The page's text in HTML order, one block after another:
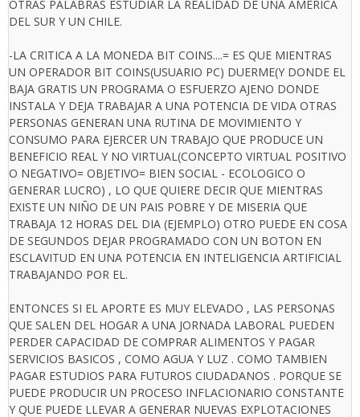
OTRAS PALABRAS ESTUDIAR LA REALIDAD DE UNA AMERICA
DEL SUR Y UN CHILE.
-LA CRITICA A LA MONEDA BIT COINS....= ES QUE MIENTRAS
UN OPERADOR BIT COINS(USUARIO PC) DUERME(Y DONDE EL
BAJA GRATIS UN PROGRAMA O ESFUERZO AJENO DONDE
INSTALA Y DEJA TRABAJAR A UNA POTENCIA DE VIDA OTRAS
PERSONAS GENERAN UNA RUTINA DE MOVIMIENTO Y
CONSUMO PARA EJERCER UN TRABAJO QUE PRODUCE UN
BENEFICIO REAL Y NO VIRTUAL(CONCEPTO VIRTUAL POSITIVO
O NEGATIVO= OBJETIVO= BIEN SOCIAL - ECOLOGICO O
GENERAR LUCRO) , LO QUE QUIERE DECIR QUE MIENTRAS
EXISTE UN NIÑO DE UN PAIS POBRE Y DE MISERIA QUE
TRABAJA 12 HORAS DEL DIA (EJEMPLO) OTRO PUEDE EN COSA
DE SEGUNDOS DEJAR PROGRAMADO CON UN BOTON EN
ESCLAVITUD EN UNA POTENCIA EN INTELIGENCIA ARTIFICIAL
TRABAJANDO POR EL.
ENTONCES SI EL APORTE ES MUY ELEVADO , LAS PERSONAS
QUE SALEN DEL HOGAR A UNA JORNADA LABORAL PUEDEN
PERDER CAPACIDAD DE COMPRAR ALIMENTOS Y PAGAR
SERVICIOS BASICOS , COMO AGUA Y LUZ . COMO TAMBIEN
PAGAR ESTUDIOS PARA FUTUROS CIUDADANOS . PORQUE SE
PUEDE PRODUCIR UN PROCESO INFLACIONARIO CONSTANTE
Y QUE PUEDE LLEVAR A GENERAR NUEVAS EXPLOTACIONES